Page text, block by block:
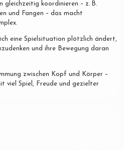
gleichzeitig koordinieren – z. B.
und Fangen – das macht
eine Spielsituation plötzlich ändert,
und ihre Bewegung daran
zwischen Kopf und Körper –
viel Spiel, Freude und gezielter